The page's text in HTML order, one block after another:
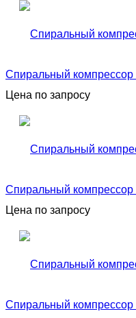
Спиральный
Цена по запросу
Спиральный
Цена по запросу
Спиральный